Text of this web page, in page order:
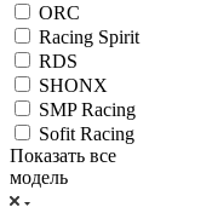
ORC
Racing Spirit
RDS
SHONX
SMP Racing
Sofit Racing
Показать все
модель